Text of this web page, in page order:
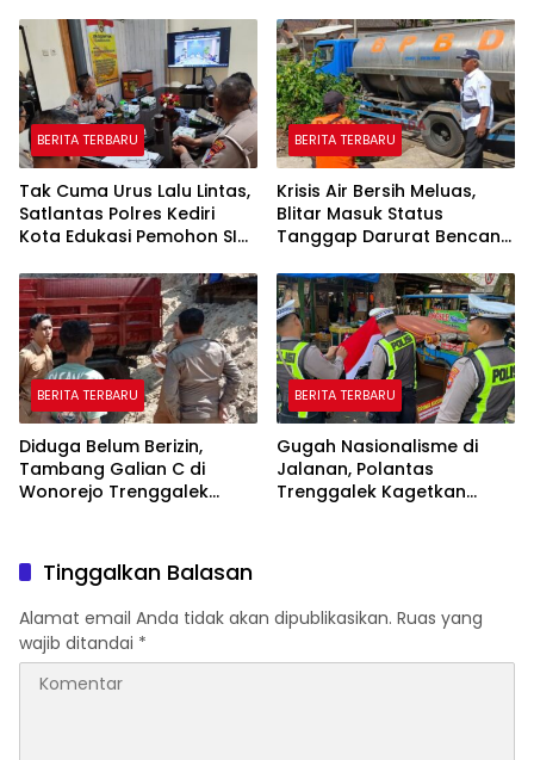
“Beliau Pejuang Keadilan
yang Vokal”
BERITA TERBARU
Tak Cuma Urus Lalu Lintas,
Satlantas Polres Kediri
Kota Edukasi Pemohon SIM
Pelatihan AI
BERITA TERBARU
Krisis Air Bersih Meluas,
Blitar Masuk Status
Tanggap Darurat Bencana
BERITA TERBARU
Diduga Belum Berizin,
Tambang Galian C di
Wonorejo Trenggalek
BERITA TERBARU
Gugah Nasionalisme di
Jalanan, Polantas
Trenggalek Kagetkan
Tinggalkan Balasan
Alamat email Anda tidak akan dipublikasikan. Ruas yang
wajib ditandai *